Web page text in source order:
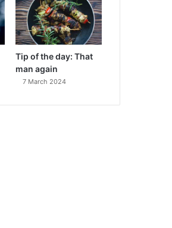
Tip of the day: That
man again
7 March 2024